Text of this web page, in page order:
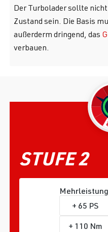
Der Turbolader sollte
Zustand sein. Die Basis
außerderm dringend, das
verbauen.
STUFE 2
+ 65 PS
+ 110 Nm